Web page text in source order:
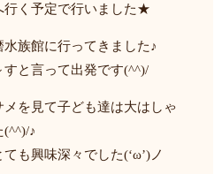
行く予定で行いました★
族館に行ってきました♪
と言って出発です(^^)/
を見て子ども達は大はしゃ
(^^)/♪
も興味深々でした(‘ω’)ノ